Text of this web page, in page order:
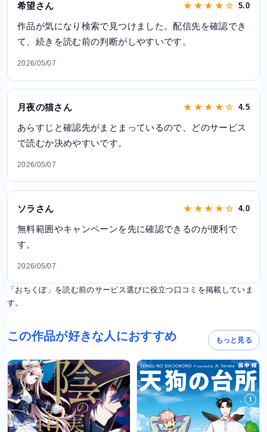
希望さん ★ ★ ★ ★ ☆ 5.0
作品が気になり検索で見つけました。配信先を確認でき
て、続きを読む前の判断がしやすいです。
2026/05/07
月夜の猫さん ★ ★ ★ ★ ☆ 4.5
あらすじと確認先がまとまっているので、どのサービス
で読むか決めやすいです。
2026/05/07
ソラさん ★ ★ ★ ★ ☆ 4.0
無料範囲やキャンペーンを先に確認できるのが便利で
す。
2026/05/07
「おちくぼ」を読む前のサービス選びに役立つ口コミを掲載していま
す。
この作品が好きな人におすすめ もっと見る